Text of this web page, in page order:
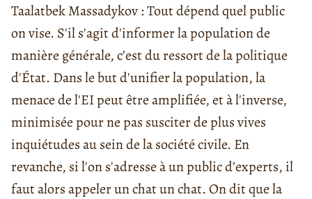
Taalatbek Massadykov : Tout dépend quel public
on vise. S'il s'agit d'informer la population de
manière générale, c’est du ressort de la politique
d'État. Dans le but d'unifier la population, la
menace de l'EI peut être amplifiée, et à l'inverse,
minimisée pour ne pas susciter de plus vives
inquiétudes au sein de la société civile. En
revanche, si l'on s'adresse à un public d’experts, il
faut alors appeler un chat un chat. On dit que la